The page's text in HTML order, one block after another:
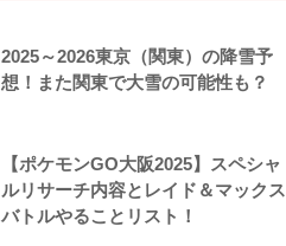
2025～2026東京（関東）の降雪予
想！また関東で大雪の可能性も？
【ポケモンGO大阪2025】スペシャ
ルリサーチ内容とレイド＆マックス
バトルやることリスト！